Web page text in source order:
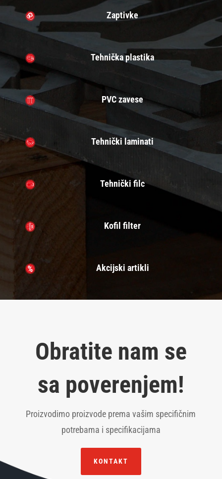
Zaptivke
Tehnička plastika
PVC zavese
Tehnički laminati
Tehnički filc
Kofil filter
Akcijski artikli
Obratite nam se
sa poverenjem!
Proizvodimo proizvode prema vašim specifičnim
potrebama i specifikacijama
KONTAKT